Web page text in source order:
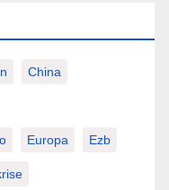
China
Europa Ezb